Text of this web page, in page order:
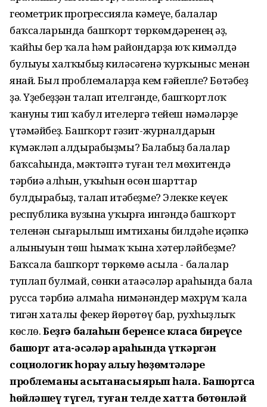
геометрик прогрессияла кәмеүе, балалар
баҡсаларында башҡорт төркөмдәренең әҙ,
ҡайһы бер ҡала һәм райондарҙа юҡ кимәлдә
булыуы халҡыбыҙ киләсәгенә ҡурҡыныс менән
янай. Был проблемаларҙа кем ғәйепле? Бөтәбеҙ
ҙә. Үҙебеҙҙән талап ителгәнде, башҡортлоҡ
ҡануны тип ҡабул ителергә тейеш нәмәләрҙе
үтәмәйбеҙ. Башҡорт гәзит-журналдарын
күмәкләп алдырабыҙмы? Балабыҙ балалар
баҡсаһында, мәктәптә туған тел мөхитендә
тәрбиә алһын, уҡыһын өсөн шарттар
булдырабыҙ, талап итәбеҙме? Элекке кеүек
республика вузына уҡырға ингәндә башҡорт
теленән сығарылыш имтиханы билдәһе иҫәпкә
алыныуын төш һымаҡ ҡына хәтерләйбеҙме?
Баҡсала башҡорт төркөмө асыла - балалар
туплап булмай, сөнки атаәсәләр араһында бала
русса тәрбиә алмаһа нимәнәндер мәхрүм ҡала
тигән хаталы фекер йөрөтөү бар, рухһыҙлыҡ
көслө.Беҙгә балаһын беренсе класҡа биреүсе
башҡорт ата-әсәләр араһында үткәргән
социологик һорау алыу һөҙөмтәләре
проблеманы асыҡтанасыҡ ярып һала. Башҡортса
һөйләшеү түгел, туған телде хатта бөтөнләй